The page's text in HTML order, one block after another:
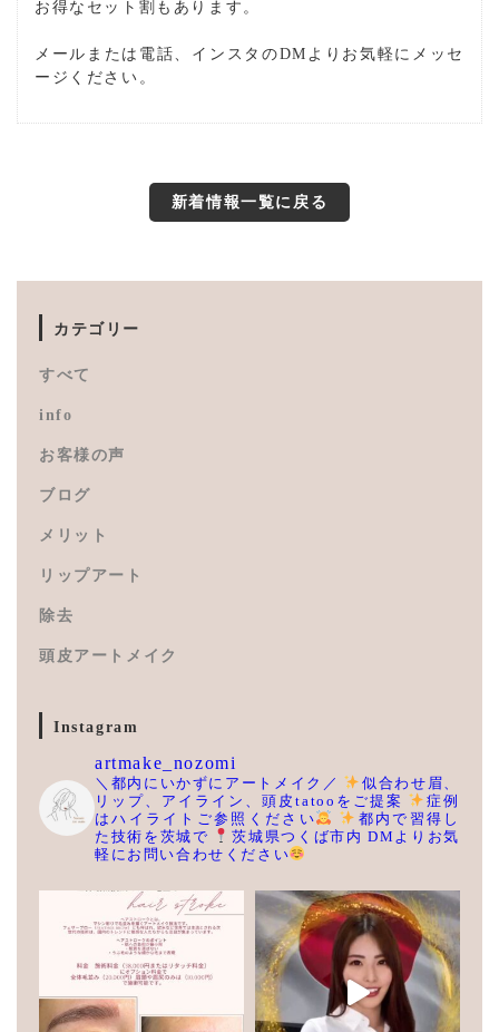
お得なセット割もあります。
メールまたは電話、インスタのDMよりお気軽にメッセ
ージください。
新着情報一覧に戻る
カテゴリー
すべて
info
お客様の声
ブログ
メリット
リップアート
除去
頭皮アートメイク
Instagram
artmake_nozomi
＼都内にいかずにアートメイク／
似合わせ眉、
リップ、アイライン、頭皮tatooをご提案
症例
はハイライトご参照ください
都内で習得し
た技術を茨城で
茨城県つくば市内 DMよりお気
軽にお問い合わせください